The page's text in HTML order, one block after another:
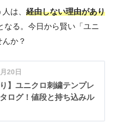
は、 経由しない理由があり
なる。今日から賢い「ユニ
か？
20日
り】ユニクロ刺繍テンプレ
ログ！値段と持ち込みル